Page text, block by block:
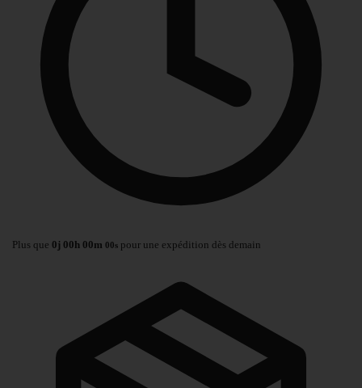
Plus que 0j 00h 00m 00s pour une expédition dès demain